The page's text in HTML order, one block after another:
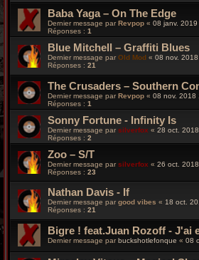
Baba Yaga – On The Edge
Dernier message parRevpop « 08 janv. 2019
Réponses : 1
Blue Mitchell – Graffiti Blues
Dernier message par Old Mod « 08 nov.
Réponses : 21
The Crusaders – Southern
Dernier message parRevpop « 08 nov. 2018
Réponses : 1
Sonny Fortune - Infinity Is
Dernier message par silverfox « 28 oct.
Réponses : 2
Zoo – S/T
Dernier message parsilverfox « 26 oct.
Réponses : 23
Nathan Davis - If
Dernier message par good vibes « 18 oct.
Réponses : 21
Bigre ! feat.Juan Rozoff - J'ai
Dernier message parbuckshotlefonque « 08